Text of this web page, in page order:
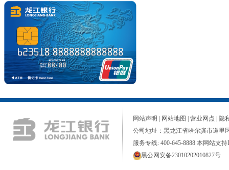
网站声明 | 网站地图 | 营业网点 | 隐
公司地址：黑龙江省哈尔滨市道里
服务专线: 400-645-8888 本网站支持
黑公网安备23010202010827号